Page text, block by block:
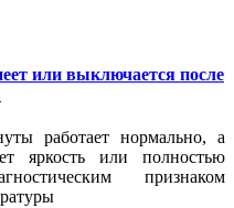
или выключается после
работает нормально, а
яркость или полностью
признаком